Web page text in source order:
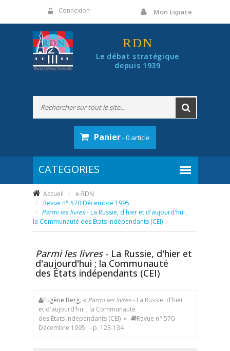
Connexion Mon Espace
RDN
Le débat stratégique
depuis 1939
Panier- 0 article
Accueil
e-RDN
Revue n° 570 Décembre 1995
Parmi les livres- La Russie, d'hier et d'aujourd'hui ;
la Communauté des États indépendants (CEI)
Parmi les livres - La Russie, d'hier et
d'aujourd'hui ; la Communauté
des États indépendants (CEI)
Eugène Berg, « Parmi les livres- La Russie, d'hier
et d'aujourd'hui ; la Communauté
des États indépendants (CEI) »
Revue n° 570
Décembre 1995 - p. 123-134